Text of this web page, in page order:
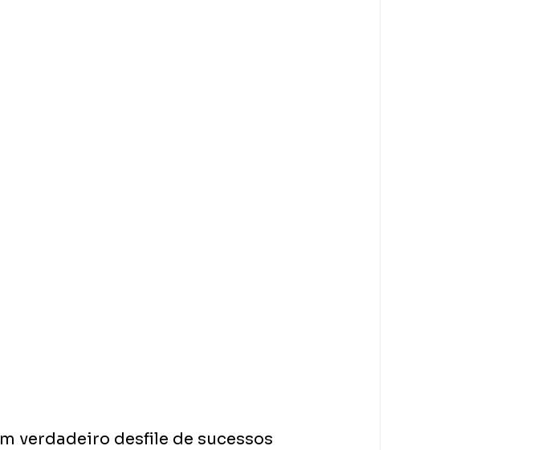
verdadeiro desfile de sucessos​